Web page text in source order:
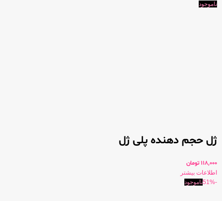
ناموجود
ژل حجم دهنده پلی ژل
118,000 تومان
اطلاعات بیشتر
-51%
ناموجود